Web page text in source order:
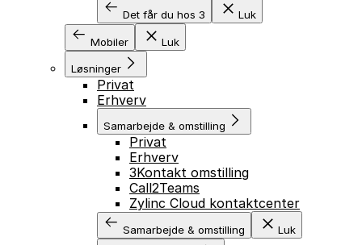
Det får du hos 3 Luk
Mobiler Luk
Løsninger
Privat
Erhverv
Samarbejde & omstilling
Privat
Erhverv
3Kontakt omstilling
Call2Teams
Zylinc Cloud kontaktcenter
Samarbejde & omstilling Luk